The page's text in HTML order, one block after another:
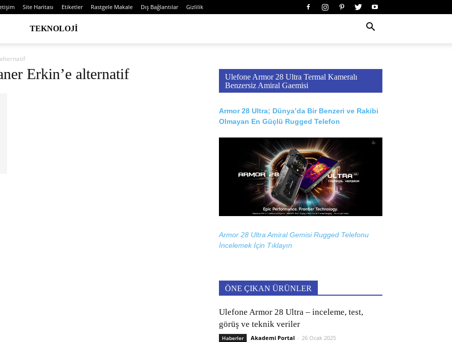
Site Haritası Etiketler Rastgele Makale Dış Bağlantılar Gizlilik
TEKNOLOJI
alternatif
Erkin’e alternatif
Ulefone Armor 28 Ultra Termal Kameralı
Benzersiz Amiral Gaemisi
Armor 28 Ultra; Dünya’da Bir Benzeri ve Rakibi
Olmayan En Güçlü Rugged Telefon
Armor 28 Ultra Amiral Gemisi Rugged Telefonu
İncelemek İçin Tıklayın
ÖNE ÇIKAN ÜRÜNLER
Ulefone Armor 28 Ultra – inceleme, test,
görüş ve teknik veriler
Haberler Akademi Portal - 26 Ocak 2025